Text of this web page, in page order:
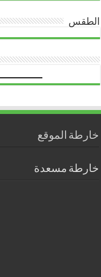
الطقس
خارطة الموقع
خارطة مسعدة